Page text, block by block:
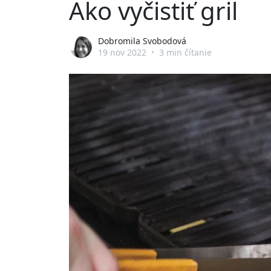
Ako vyčistiť gril
Dobromila Svobodová
19 nov 2022 • 3 min čítanie